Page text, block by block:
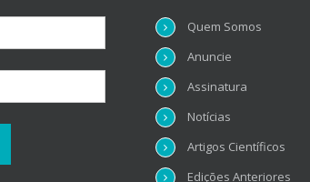
Quem Somos
Anuncie
Assinatura
Notícias
Artigos Científicos
Edições Anteriores